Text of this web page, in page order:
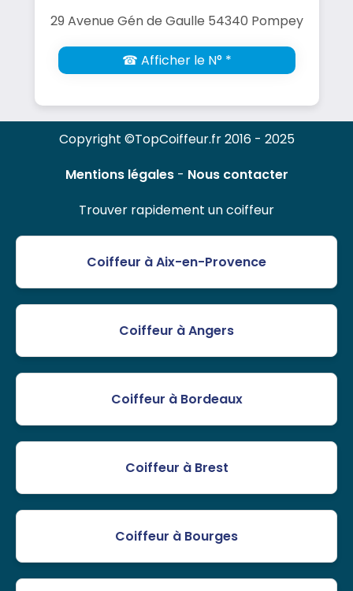
29 Avenue Gén de Gaulle 54340 Pompey
☎ Afficher le N° *
Copyright ©TopCoiffeur.fr 2016 - 2025
Mentions légales- Nous contacter
Trouver rapidement un coiffeur
Coiffeur à Aix-en-Provence
Coiffeur à Angers
Coiffeur à Bordeaux
Coiffeur à Brest
Coiffeur à Bourges